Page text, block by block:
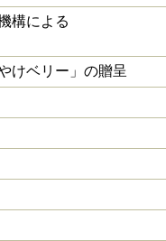
構による
けベリー」の贈呈